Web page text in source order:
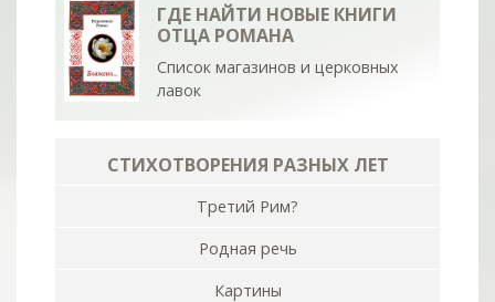
ГДЕ НАЙТИ НОВЫЕ КНИГИ
ОТЦА РОМАНА
Список магазинов и церковных
лавок
СТИХОТВОРЕНИЯ РАЗНЫХ ЛЕТ
Третий Рим?
Родная речь
Картины